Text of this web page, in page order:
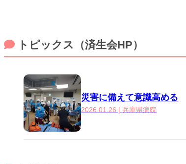
トピックス（済生会HP）
災害に備えて意識高める
2026.01.26 | 兵庫県病院